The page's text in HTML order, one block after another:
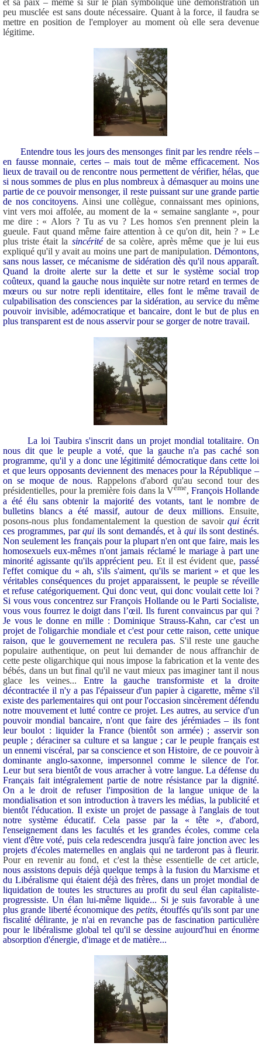
et sa paix – même si sur le plan symbolique une démonstration un
peu musclée est sans doute nécessaire. Quant à la force, il faudra se
mettre en position de l'employer au moment où elle sera devenue
légitime.
Entendre tous les jours des mensonges finit par les rendre réels –
en fausse monnaie, certes – mais tout de même efficacement. Nos
lieux de travail ou de rencontre nous permettent de vérifier, hélas, que
si nous sommes de plus en plus nombreux à démasquer au moins une
partie de ce pouvoir mensonger, il reste puissant sur une grande partie
de nos concitoyens. Ainsi une collègue, connaissant mes opinions,
vint vers moi affolée, au moment de la « semaine sanglante », pour
me dire : « Alors ? Tu as vu ? Les homos s'en prennent plein la
gueule. Faut quand même faire attention à ce qu'on dit, hein ? » Le
plus triste était la sincéritéde sa colère, après même que je lui eus
expliqué qu'il y avait au moins une part de manipulation. Démontons,
sans nous lasser, ce mécanisme de sidération dès qu'il nous apparaît.
Quand la droite alerte sur la dette et sur le système social trop
coûteux, quand la gauche nous inquiète sur notre retard en termes de
mœurs ou sur notre repli identitaire, elles font le même travail de
culpabilisation des consciences par la sidération, au service du même
pouvoir invisible, adémocratique et bancaire, dont le but de plus en
plus transparent est de nous asservir pour se gorger de notre travail.
La loi Taubira s'inscrit dans un projet mondial totalitaire. On
nous dit que le peuple a voté, que la gauche n'a pas caché son
programme, qu'il y a donc une légitimité démocratique dans cette loi
et que leurs opposants deviennent des menaces pour la République –
on se moque de nous. Rappelons d'abord qu'au second tour des
présidentielles, pour la première fois dans la Vème, François Hollande
a été élu sans obtenir la majorité des votants, tant le nombre de
bulletins blancs a été massif, autour de deux millions. Ensuite,
posons-nous plus fondamentalement la question de savoirqui écrit
ces programmes, parqui ils sont demandés, et à qui ils sont destinés.
Non seulement les français pour la plupart n'en ont que faire, mais les
homosexuels eux-mêmes n'ont jamais réclamé le mariage à part une
minorité agissante qu'ils apprécient peu. Et il est évident que,passé
l'effet comique du « ah, s'ils s'aiment, qu'ils se marient » et que les
véritables conséquences du projet apparaissent, le peuple se réveille
et refuse catégoriquement. Qui donc veut, qui donc voulait cette loi ?
Si vous vous concentrez sur François Hollande ou le Parti Socialiste,
vous vous fourrez le doigt dans l’œil. Ils furent convaincus par qui ?
Je vous le donne en mille : Dominique Strauss-Kahn, car c'est un
projet de l'oligarchie mondiale et c'est pour cette raison, cette unique
raison, que le gouvernement ne reculera pas. S'il reste une gauche
populaire authentique, on peut lui demander de nous affranchir de
cette peste oligarchique qui nous impose la fabrication et la vente des
bébés, dans un but final qu'il ne vaut mieux pas imaginer tant il nous
glace les veines... Entre la gauche transformiste et la droite
décontractée il n'y a pas l'épaisseur d'un papier à cigarette, même s'il
existe des parlementaires qui ont pour l'occasion sincèrement défendu
notre mouvement et lutté contre ce projet. Les autres, au service d'un
pouvoir mondial bancaire, n'ont que faire des jérémiades – ils font
leur boulot : liquider la France (bientôt son armée) ; asservir son
peuple ; déraciner sa culture et sa langue ; car le peuple français est
un ennemi viscéral, par sa conscience et son Histoire, de ce pouvoir à
dominante anglo-saxonne, impersonnel comme le silence de l'or.
Leur but sera bientôt de vous arracher à votre langue. La défense du
Français fait intégralement partie de notre résistance par la dignité.
On a le droit de refuser l'imposition de la langue unique de la
mondialisation et son introduction à travers les médias, la publicité et
bientôt l'éducation. Il existe un projet de passage à l'anglais de tout
notre système éducatif. Cela passe par la « tête », d'abord,
l'enseignement dans les facultés et les grandes écoles, comme cela
vient d'être voté, puis cela redescendra jusqu'à faire jonction avec les
projets d'écoles maternelles en anglais qui ne tarderont pas à fleurir.
Pour en revenir au fond, et c'est la thèse essentielle de cet article,
nous assistons depuis déjà quelque temps à la fusion du Marxisme et
du Libéralisme qui étaient déjà des frères, dans un projet mondial de
liquidation de toutes les structures au profit du seul élan capitaliste-
progressiste. Un élan lui-même liquide... Si je suis favorable à une
plus grande liberté économique des petits, étouffés qu'ils sont par une
fiscalité délirante, je n'ai en revanche pas de fascination particulière
pour le libéralisme global tel qu'il se dessine aujourd'hui en énorme
absorption d'énergie, d'image et de matière...